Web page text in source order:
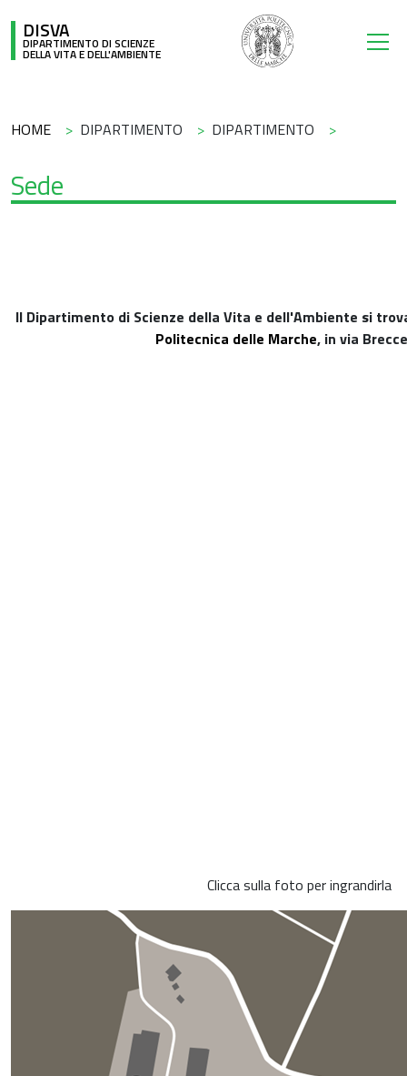
DISVA
DIPARTIMENTO DI SCIENZE
DELLA VITA E DELL'AMBIENTE
Briciole di pane
HOME DIPARTIMENTO DIPARTIMENTO
Sede
Il Dipartimento di Scienze della Vita e dell'Ambiente si
Politecnica delle Marche, in via
Clicca sulla foto per ingrandirla